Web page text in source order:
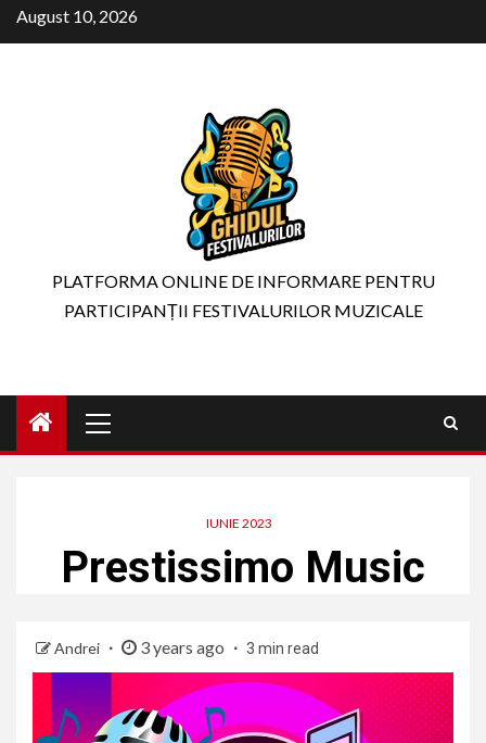
Skip
to
August 10, 2026
PLATFORMA ONLINE DE INFORMARE PENTRU
PARTICIPANȚII FESTIVALURILOR MUZICALE
Menu
IUNIE 2023
Prestissimo Music
Andrei 3 years ago 3 min read